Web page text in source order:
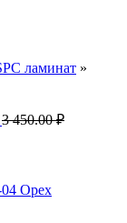
ламинат »
3 450.00₽
Орех